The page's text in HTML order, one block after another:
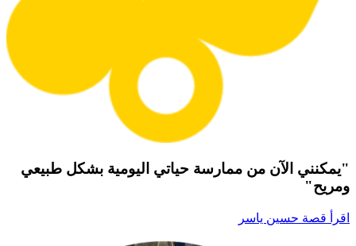
"يمكنني الآن من ممارسة حياتي اليومية بشكل طبيعي
ومريح"
اقرأ قصة حسين ياسر